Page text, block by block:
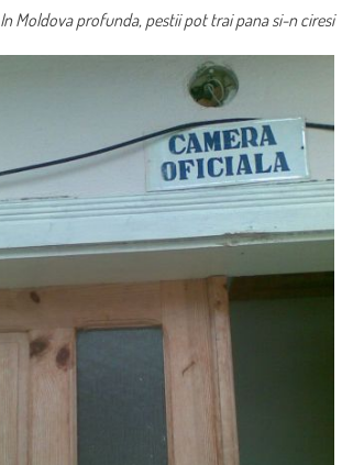
In Moldova profunda, pestii pot trai pana si-n ciresi